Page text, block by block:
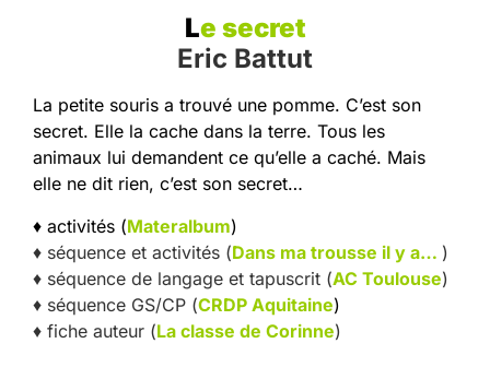
Le secret
Eric Battut
La petite souris a trouvé une pomme. C’est son
secret. Elle la cache dans la terre. Tous les
animaux lui demandent ce qu’elle a caché. Mais
elle ne dit rien, c’est son secret…
♦ activités (Materalbum)
♦ séquence et activités (Dans ma trousse il y a… )
♦ séquence de langage et tapuscrit (AC Toulouse)
♦ séquence GS/CP (CRDP Aquitaine)
♦ fiche auteur (La classe de Corinne)